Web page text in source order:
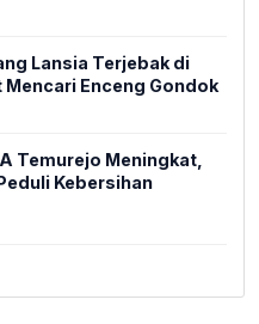
Lansia Terjebak di
Mencari Enceng Gondok
Temurejo Meningkat,
Kebersihan